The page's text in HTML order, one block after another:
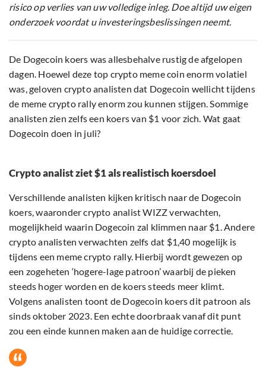
risico op verlies van uw volledige inleg. Doe altijd uw eigen
onderzoek voordat u investeringsbeslissingen neemt.
De Dogecoin koers was allesbehalve rustig de afgelopen
dagen. Hoewel deze top crypto meme coin enorm volatiel
was, geloven crypto analisten dat Dogecoin wellicht tijdens
de meme crypto rally enorm zou kunnen stijgen. Sommige
analisten zien zelfs een koers van $1 voor zich. Wat gaat
Dogecoin doen in juli?
Crypto analist ziet $1 als realistisch koersdoel
Verschillende analisten kijken kritisch naar de Dogecoin
koers, waaronder crypto analist WIZZ verwachten,
mogelijkheid waarin Dogecoin zal klimmen naar $1. Andere
crypto analisten verwachten zelfs dat $1,40 mogelijk is
tijdens een meme crypto rally. Hierbij wordt gewezen op
een zogeheten ‘hogere-lage patroon’ waarbij de pieken
steeds hoger worden en de koers steeds meer klimt.
Volgens analisten toont de Dogecoin koers dit patroon als
sinds oktober 2023. Een echte doorbraak vanaf dit punt
zou een einde kunnen maken aan de huidige correctie.